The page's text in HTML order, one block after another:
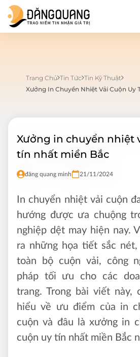
Trang Chủ Tin Tức Tin Kỹ Thuật
Xưởng In Chuyển Nhiệt Vải Cuộn Uy
Xưởng in chuyển nhiệt
tín nhất miền Bắc
đăng quang minh 21/11/2024
In chuyển nhiệt vải cuộn
hướng được ưa chuộng
nghiệp dệt may hiện nay.
ra những họa tiết sắc nét,
toàn bộ cuộn vải, công
pháp tối ưu cho các
trang. Trong bài viết này,
hiểu về ưu điểm của in
cuộn và đâu là xưởng in
cuộn uy tín nhất miền Bắc